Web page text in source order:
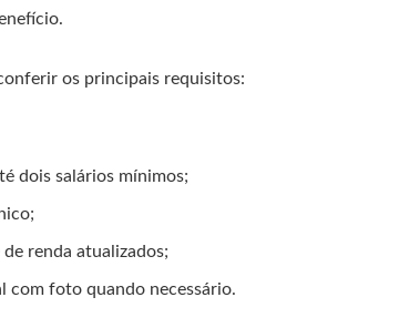
os principais requisitos:
dois salários mínimos;
renda atualizados;
com foto quando necessário.